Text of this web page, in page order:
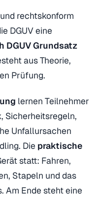
rechtskonform
DGUV eine
DGUV Grundsatz
aus Theorie,
Prüfung.
lernen Teilnehmer
Sicherheitsregeln,
Unfallursachen
Die praktische
statt: Fahren,
Stapeln und das
Am Ende steht eine